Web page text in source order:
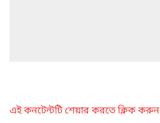
এই কনটেন্টটি শেয়ার করতে ক্লিক করুন